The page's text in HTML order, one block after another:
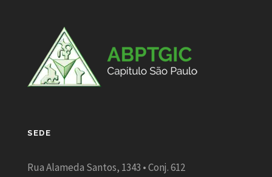
SEDE
Rua Alameda Santos, 1343 • Conj. 612